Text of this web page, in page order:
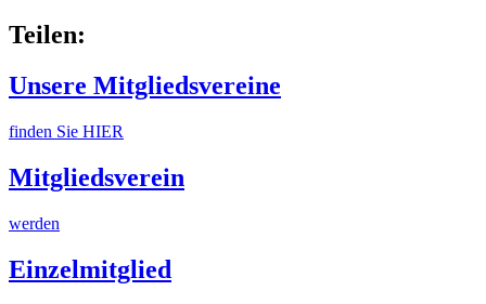
Teilen:
Unsere Mitgliedsvereine
finden Sie HIER
Mitgliedsverein
werden
Einzelmitglied